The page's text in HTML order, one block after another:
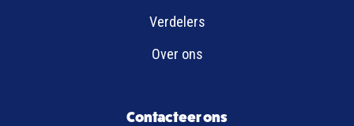
Verdelers
Over ons
Contacteer ons